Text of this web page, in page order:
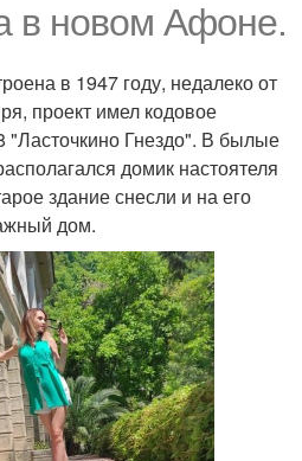
в новом Афоне.
в 1947 году, недалеко от
проект имел кодовое
"Ласточкино Гнездо". В былые
домик настоятеля
здание снесли и на его
дом.